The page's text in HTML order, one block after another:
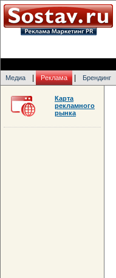
Медиа Реклама Брендинг
Карта
рекламного
рынка